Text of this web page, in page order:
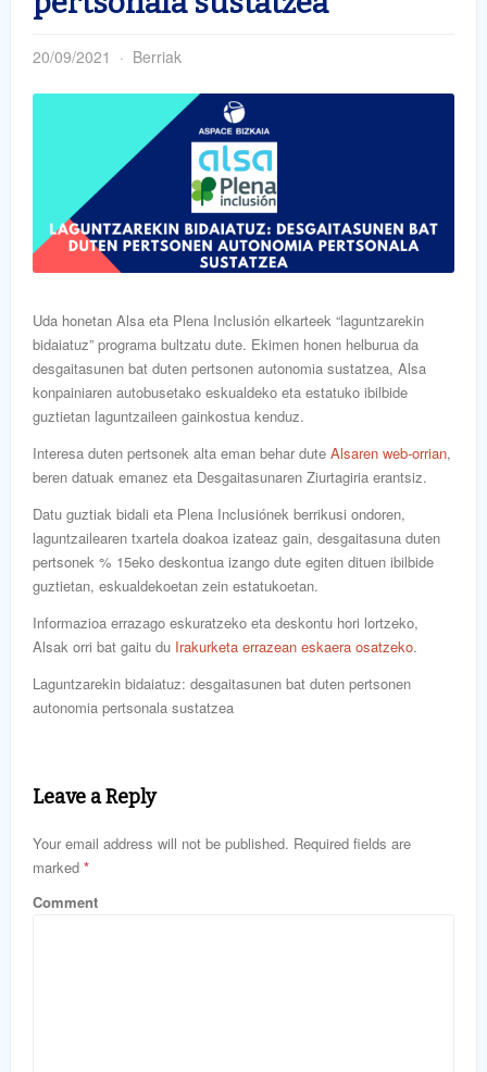
20/09/2021 Berriak
Uda honetan Alsa eta Plena Inclusión elkarteek “laguntzarekin
bidaiatuz” programa bultzatu dute. Ekimen honen helburua da
desgaitasunen bat duten pertsonen autonomia sustatzea, Alsa
konpainiaren autobusetako eskualdeko eta estatuko ibilbide
guztietan laguntzaileen gainkostua kenduz.
Interesa duten pertsonek alta eman behar dute Alsaren web-orrian,
beren datuak emanez eta Desgaitasunaren Ziurtagiria erantsiz.
Datu guztiak bidali eta Plena Inclusiónek berrikusi ondoren,
laguntzailearen txartela doakoa izateaz gain, desgaitasuna duten
pertsonek % 15eko deskontua izango dute egiten dituen ibilbide
guztietan, eskualdekoetan zein estatukoetan.
Informazioa errazago eskuratzeko eta deskontu hori lortzeko,
Alsak orri bat gaitu du Irakurketa errazean eskaera osatzeko.
Laguntzarekin bidaiatuz: desgaitasunen bat duten pertsonen
autonomia pertsonala sustatzea
Leave a Reply
Your email address will not be published. Required fields are
marked *
Comment